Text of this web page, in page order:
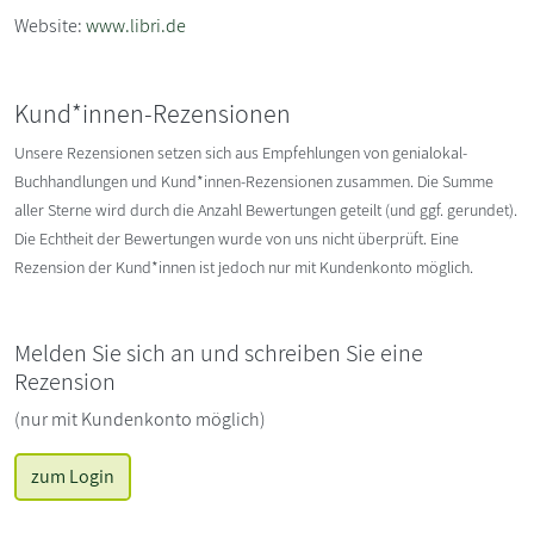
Website:www.libri.de
Kund*innen-Rezensionen
Unsere Rezensionen setzen sich aus Empfehlungen von genialokal-
Buchhandlungen und Kund*innen-Rezensionen zusammen. Die Summe
aller Sterne wird durch die Anzahl Bewertungen geteilt (und ggf. gerundet).
Die Echtheit der Bewertungen wurde von uns nicht überprüft. Eine
Rezension der Kund*innen ist jedoch nur mit Kundenkonto möglich.
Melden Sie sich an und schreiben Sie eine
Rezension
(nur mit Kundenkonto möglich)
zum Login